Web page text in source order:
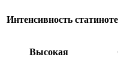
Интенсивность
Высокая